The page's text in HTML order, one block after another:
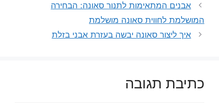
אבנים המתאימות לתנור סאונה: הבחירה
המושלמת לחווית סאונה מושלמת
איך ליצור סאונה יבשה בעזרת אבני בזלת
כתיבת תגובה